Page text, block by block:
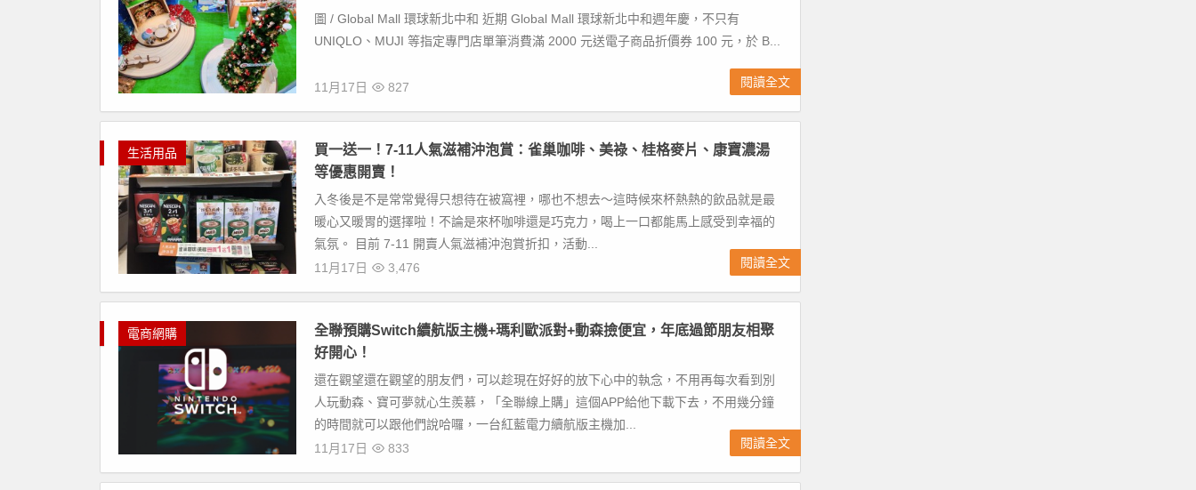
圖 / Global Mall 環球新北中和 近期 Global Mall 環球新北中和週年慶，不只有
UNIQLO、MUJI 等指定專門店單筆消費滿 2000 元送電子商品折價券 100 元，於 B...
11月17日 827 閱讀全文
生活用品
買一送一！7-11人氣滋補沖泡賞：雀巢咖啡、美祿、桂格麥片、康寶濃湯
等優惠開賣！
入冬後是不是常常覺得只想待在被窩裡，哪也不想去～這時候來杯熱熱的飲品就是最
暖心又暖胃的選擇啦！不論是來杯咖啡還是巧克力，喝上一口都能馬上感受到幸福的
氣氛。 目前 7-11 開賣人氣滋補沖泡賞折扣，活動...
11月17日
3,476 閱讀全文
電商網購
全聯預購Switch續航版主機+瑪利歐派對+動森撿便宜，年底過節朋友相聚
好開心！
還在觀望還在觀望的朋友們，可以趁現在好好的放下心中的執念，不用再每次看到別
人玩動森、寶可夢就心生羨慕，「全聯線上購」這個APP給他下載下去，不用幾分鐘
的時間就可以跟他們說哈囉，一台紅藍電力續航版主機加...
11月17日
833 閱讀全文